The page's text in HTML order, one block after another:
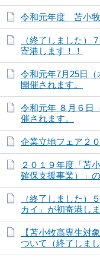
令和元年度 苫小牧
（終了しました
寄港します！！
令和元年7月25日
開催されます。
令和元年 ８月６日
催されます。
企業立地フェア２
２０１９年度「苫
確保支援事業）」
（終了しました）
カイ」が初寄港し
【苫小牧高専生対
ついて（終了しまし